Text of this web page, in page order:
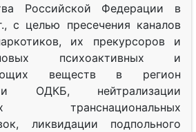
Российской Федерации в
с целью пресечения каналов
их прекурсоров и
психоактивных и
веществ в регион
ОДКБ, нейтрализации
транснациональных
ликвидации подпольного